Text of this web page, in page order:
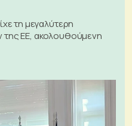
τη μεγαλύτερη
της ΕΕ, ακολουθούμενη